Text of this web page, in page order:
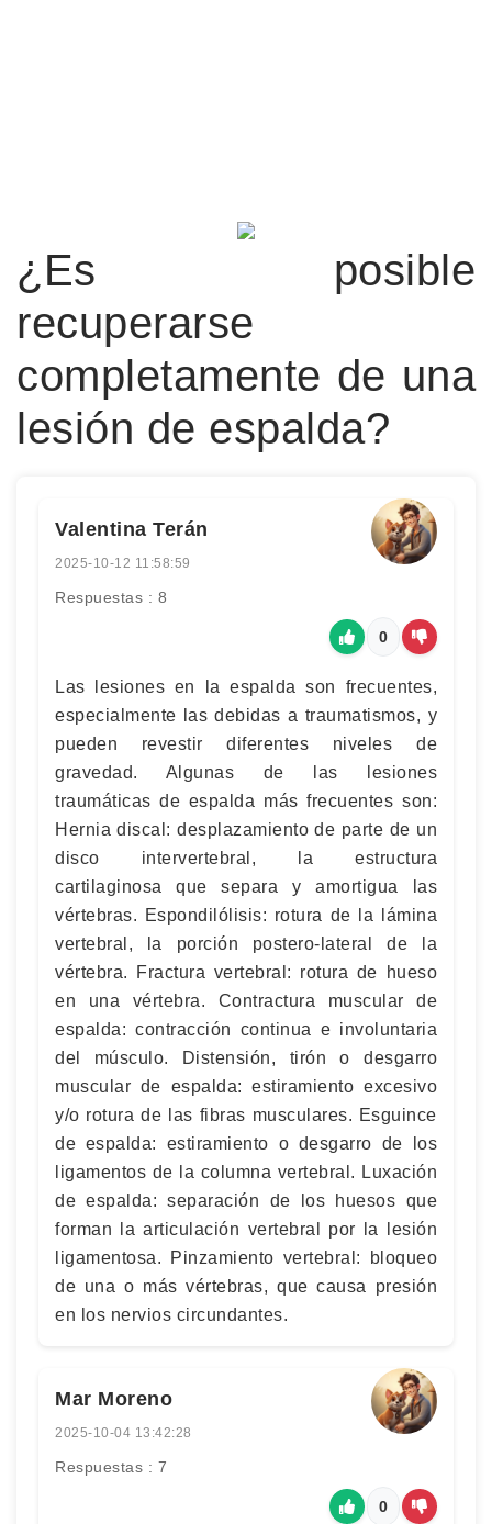
¿Es posible
recuperarse
completamente de una
lesión de espalda?
Valentina Terán
2025-10-12 11:58:59
Respuestas : 8
0
Las lesiones en la espalda son frecuentes,
especialmente las debidas a traumatismos, y
pueden revestir diferentes niveles de
gravedad. Algunas de las lesiones
traumáticas de espalda más frecuentes son:
Hernia discal: desplazamiento de parte de un
disco intervertebral, la estructura
cartilaginosa que separa y amortigua las
vértebras. Espondilólisis: rotura de la lámina
vertebral, la porción postero-lateral de la
vértebra. Fractura vertebral: rotura de hueso
en una vértebra. Contractura muscular de
espalda: contracción continua e involuntaria
del músculo. Distensión, tirón o desgarro
muscular de espalda: estiramiento excesivo
y/o rotura de las fibras musculares. Esguince
de espalda: estiramiento o desgarro de los
ligamentos de la columna vertebral. Luxación
de espalda: separación de los huesos que
forman la articulación vertebral por la lesión
ligamentosa. Pinzamiento vertebral: bloqueo
de una o más vértebras, que causa presión
en los nervios circundantes.
Mar Moreno
2025-10-04 13:42:28
Respuestas : 7
0